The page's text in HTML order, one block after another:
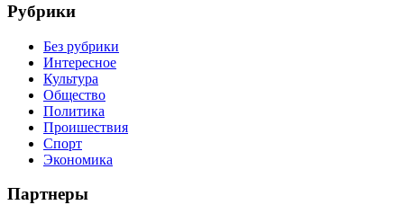
Рубрики
Без рубрики
Интересное
Культура
Общество
Политика
Проишествия
Спорт
Экономика
Партнеры